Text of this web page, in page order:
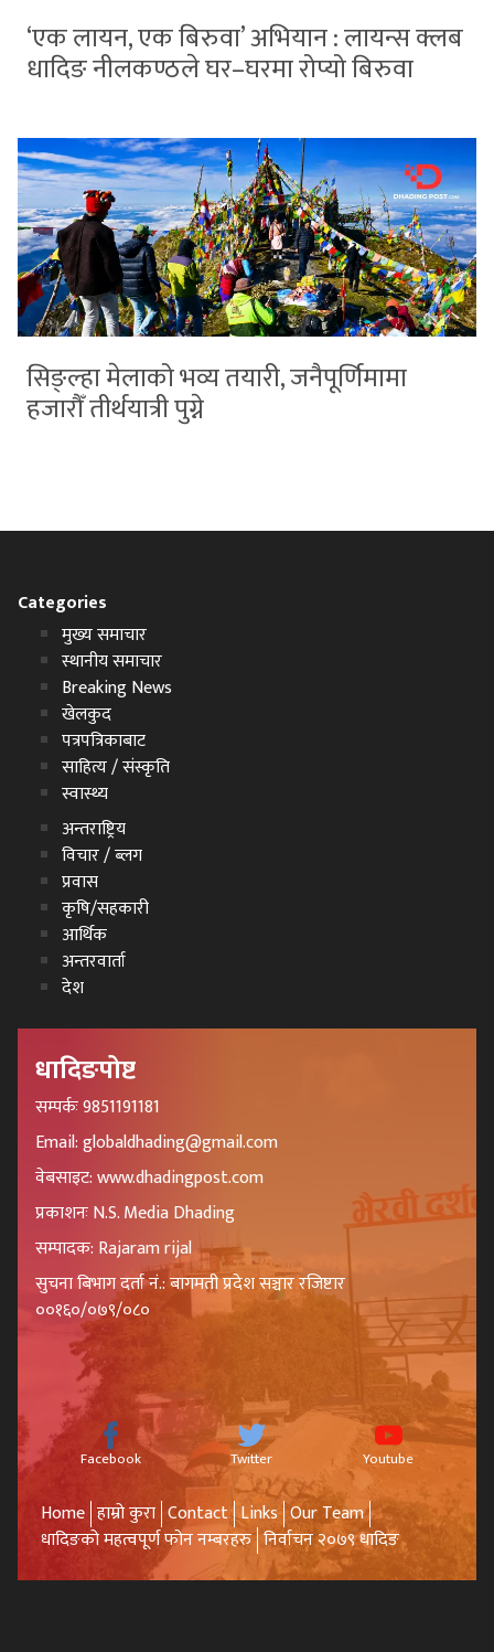
‘एक लायन, एक बिरुवा’ अभियान : लायन्स क्लब
धादिङ नीलकण्ठले घर–घरमा रोप्यो बिरुवा
सिङ्ल्हा मेलाको भव्य तयारी, जनैपूर्णिमामा
हजारौँ तीर्थयात्री पुग्ने
Categories
मुख्य समाचार
स्थानीय समाचार
Breaking News
खेलकुद
पत्रपत्रिकाबाट
साहित्य / संस्कृति
स्वास्थ्य
अन्तराष्ट्रिय
विचार / ब्लग
प्रवास
कृषि/सहकारी
आर्थिक
अन्तरवार्ता
देश
धादिङपोष्ट
सम्पर्कः 9851191181
Email: globaldhading@gmail.com
वेबसाइट: www.dhadingpost.com
प्रकाशनः N.S. Media Dhading
सम्पादक: Rajaram rijal
सुचना बिभाग दर्ता नं.: बागमती प्रदेश सञ्चार रजिष्टार
००१६०/०७९/०८०
Facebook Twitter Youtube
Home हाम्रो कुरा Contact Links Our Team
धादिङको महत्वपूर्ण फोन नम्बरहरु निर्वाचन २०७९ धादिङ